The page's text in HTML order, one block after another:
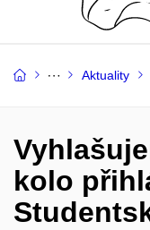
Aktuality
kolo